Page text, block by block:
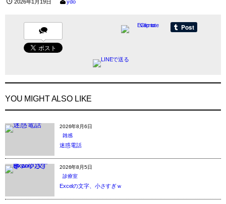
2026年1月19日 ydo
YOU MIGHT ALSO LIKE
2026年8月6日
雑感
迷惑電話
2026年8月5日
診療室
Excelの文字、小さすぎｗ